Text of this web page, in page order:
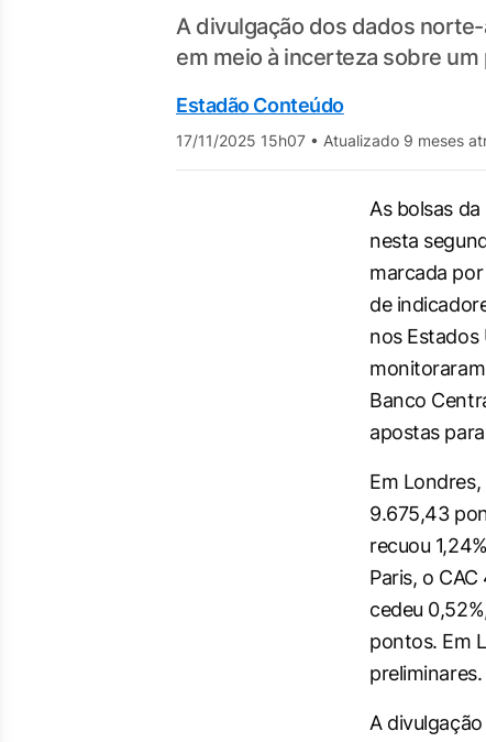
A divulgação dos dados
em meio à incerteza sobre
Estadão Conteúdo
17/11/2025 15h07 • Atualizado 9 meses
As bolsas
nesta
marcada
de
nos Estados
Banco
apostas
Em Londres,
9.675,43
recuou
Paris, o
cedeu
pontos. Em
preliminares.
A